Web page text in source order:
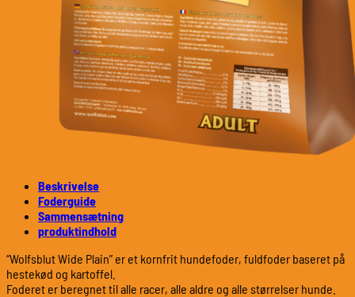
Beskrivelse
Foderguide
Sammensætning
produktindhold
“Wolfsblut Wide Plain” er et kornfrit hundefoder, fuldfoder baseret på
hestekød og kartoffel.
Foderet er beregnet til alle racer, alle aldre og alle størrelser hunde.